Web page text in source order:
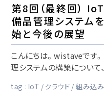
第8回（最終回）
備品管理システム
始と今後の展望
こんにちは。wistaveです
理システムの構築について
tag : IoT クラウド 組み込み